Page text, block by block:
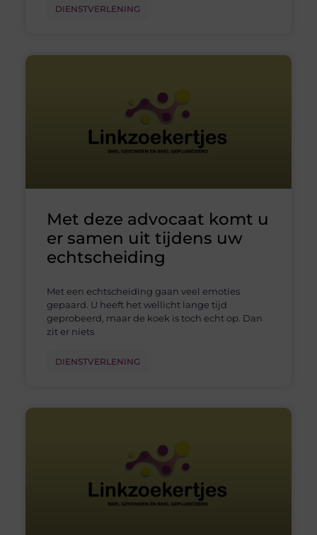
DIENSTVERLENING
Met deze advocaat komt u
er samen uit tijdens uw
echtscheiding
Met een echtscheiding gaan veel emoties
gepaard. U heeft het wellicht lange tijd
geprobeerd, maar de koek is toch echt op. Dan
zit er niets
DIENSTVERLENING